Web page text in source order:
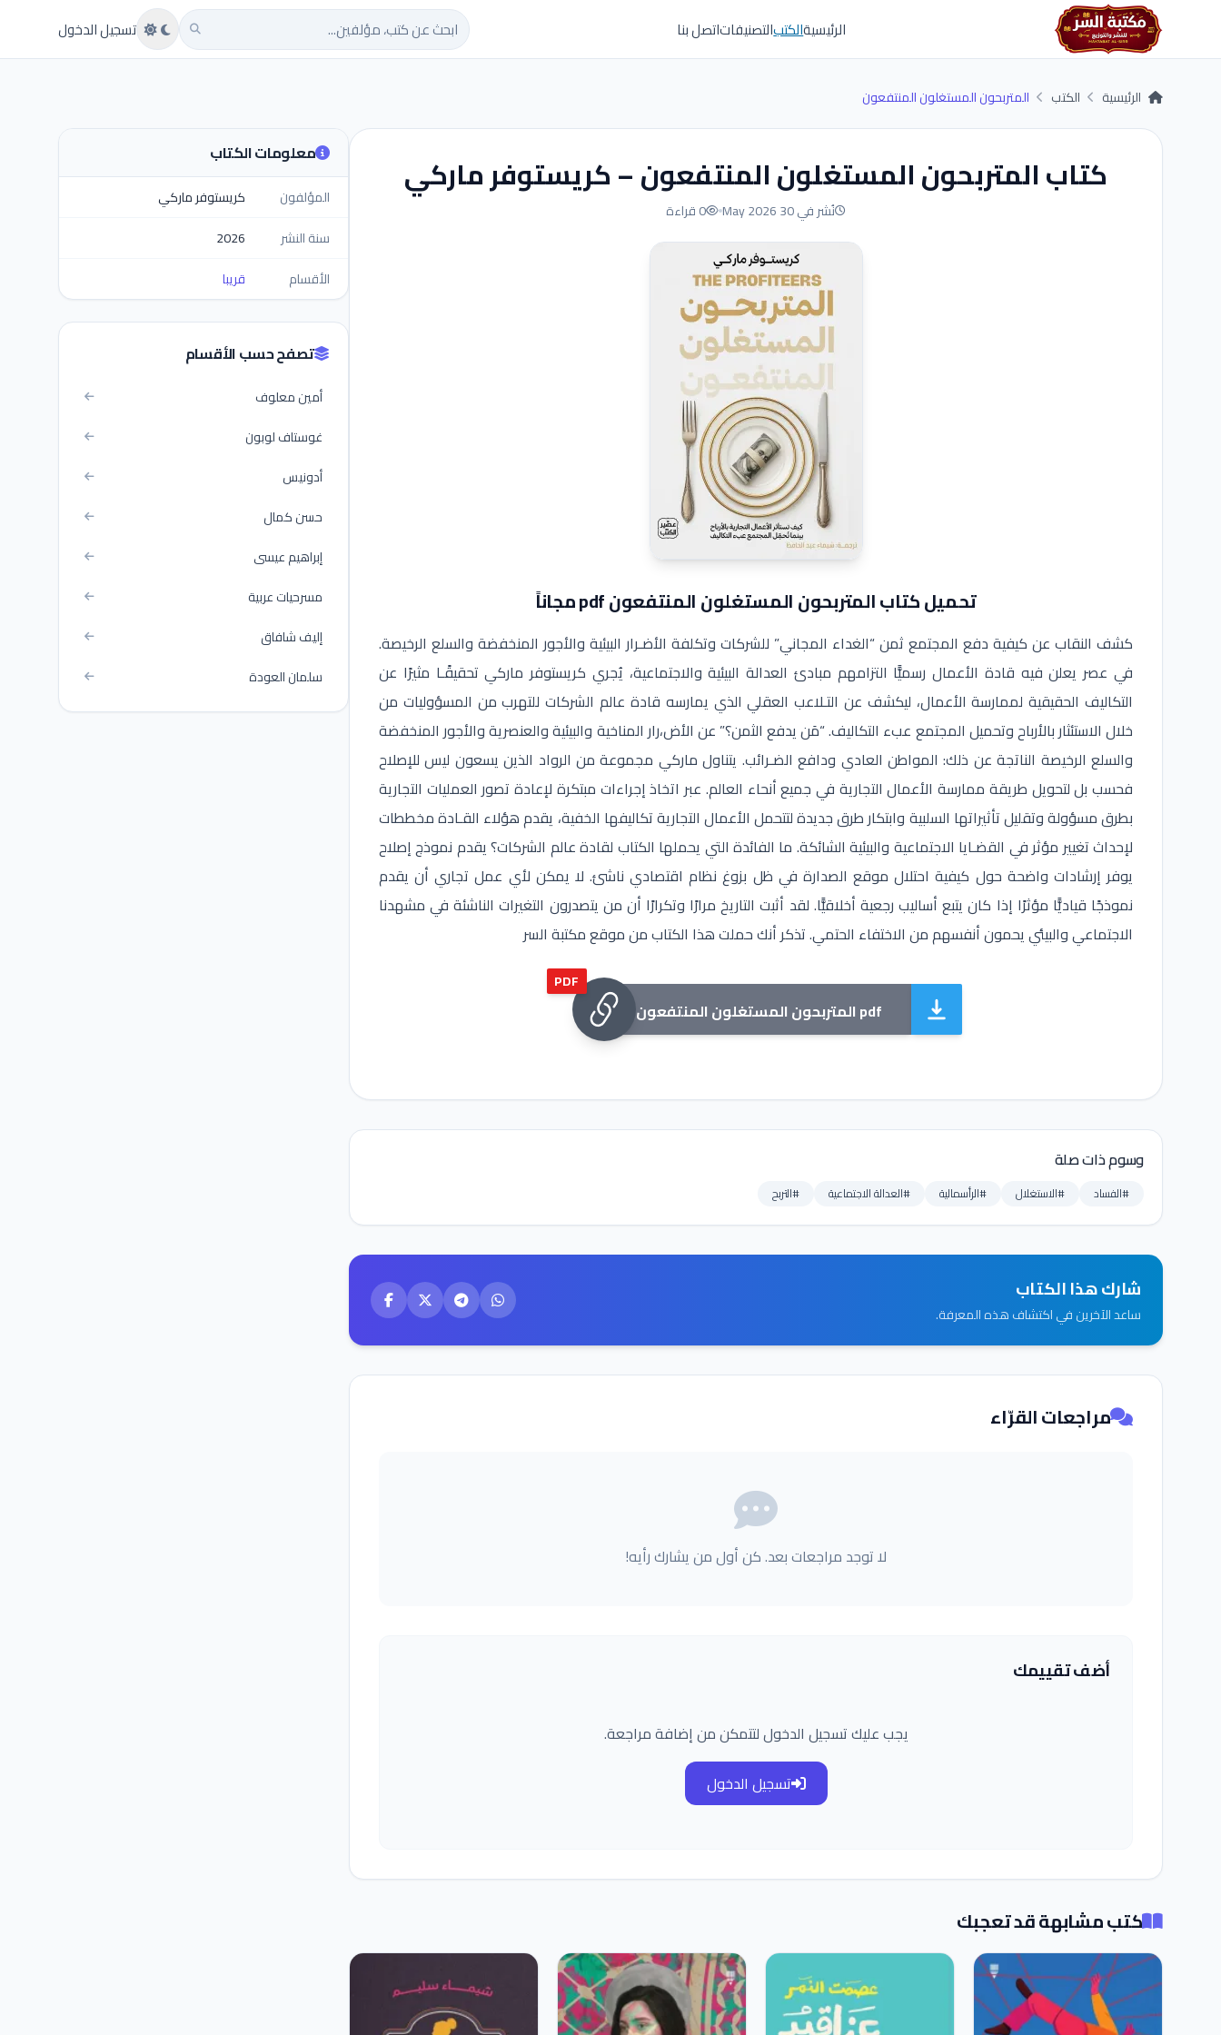
Skip to main content
الرئيسيةالكتبالتصنيفاتاتصل بنا ابحث عن كتب تسجيل الدخول
الرئيسية الكتب المتربحون المستغلون المنتفعون
كتاب المتربحون المستغلون المنتفعون – كريستوفر ماركي
نُشر في 30 May 2026 0 قراءة
تحميل كتاب المتربحون المستغلون المنتفعون pdf مجاناً
كشف النقاب عن كيفية دفع المجتمع ثمن “الغداء المجاني” للشركات وتكلفة الأضـرار البيئية والأجور المنخفضة والسلع الرخيصة.
في عصر يعلن فيه قادة الأعمال رسميًّا التزامهم مبادئ العدالة البيئية والاجتماعية، يُجري كريستوفر ماركي تحقيقًـا مثيرًا عن
التكاليف الحقيقية لممارسة الأعمال، ليكشف عن التـلاعب العقلي الذي يمارسه قادة عالم الشركات للتهرب من المسؤوليات من
خلال الاستئثار بالأرباح وتحميل المجتمع عبء التكاليف. “مَن يدفع الثمن؟” عن الأض،رار المناخية والبيئية والعنصرية والأجور المنخفضة
والسلع الرخيصة الناتجة عن ذلك: المواطن العادي ودافع الضـرائب. يتناول ماركي مجموعة من الرواد الذين يسعون ليس للإصلاح
فحسب بل لتحويل طريقة ممارسة الأعمال التجارية في جميع أنحاء العالم. عبر اتخاذ إجراءات مبتكرة لإعادة تصور العمليات التجارية
بطرق مسؤولة وتقليل تأثيراتها السلبية وابتكار طرق جديدة لتتحمل الأعمال التجارية تكاليفها الخفية، يقدم هؤلاء القـادة مخططات
لإحداث تغيير مؤثر في القضـايا الاجتماعية والبيئية الشائكة. ما الفائدة التي يحملها الكتاب لقادة عالم الشركات؟ يقدم نموذج إصلاح
يوفر إرشادات واضحة حول كيفية احتلال موقع الصدارة في ظل بزوغ نظام اقتصادي ناشئ. لا يمكن لأي عمل تجاري أن يقدم
نموذجًا قياديًّا مؤثرًا إذا كان يتبع أساليب رجعية أخلاقيًّا. لقد أثبت التاريخ مرارًا وتكرارًا أن من يتصدرون التغيرات الناشئة في مشهدنا
الاجتماعي والبيئي يحمون أنفسهم من الاختفاء الحتمي. تذكر أنك حملت هذا الكتاب من موقع مكتبة السر
PDF
المتربحون المستغلون المنتفعون pdf
وسوم ذات صلة
#الفساد #الاستغلال #الرأسمالية #العدالة الاجتماعية #التربح
شارك هذا الكتاب
ساعد الآخرين في اكتشاف هذه المعرفة.
مراجعات القرّاء
لا توجد مراجعات بعد. كن أول من يشارك رأيه!
أضف تقييمك
يجب عليك تسجيل الدخول لتتمكن من إضافة مراجعة.
تسجيل الدخول
كتب مشابهة قد تعجبك
معلومات الكتاب
المؤلفون
كريستوفر ماركي
سنة النشر
2026
الأقسام
قريبا
تصفح حسب الأقسام
أمين معلوف
غوستاف لوبون
أدونيس
حسن كمال
إبراهيم عيسى
مسرحيات عربية
إليف شافاق
سلمان العودة